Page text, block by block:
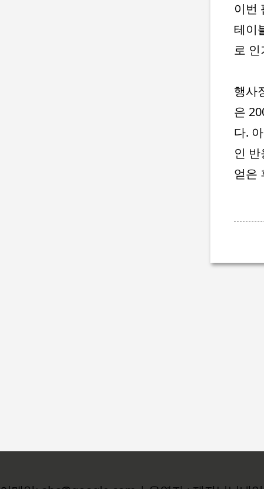
이번
테이
로
행사
은
다.
인
얻은